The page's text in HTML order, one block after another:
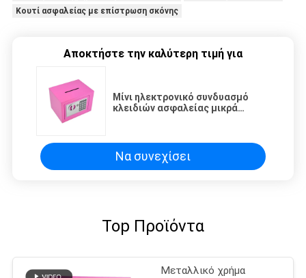
Κουτί ασφαλείας με επίστρωση σκόνης
Αποκτήστε την καλύτερη τιμή για
Μίνι ηλεκτρονικό συνδυασμό
κλειδιών ασφαλείας μικρά
Να συνεχίσει
Top Προϊόντα
Μεταλλικό χρήμα